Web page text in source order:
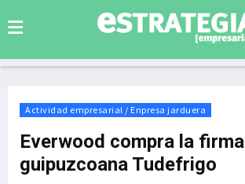
Actividad empresarial / Enpresa jarduera
Everwood compra la firma
guipuzcoana Tudefrigo